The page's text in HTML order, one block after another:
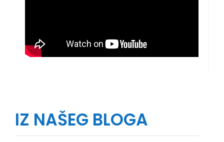
IZ NAŠEG BLOGA